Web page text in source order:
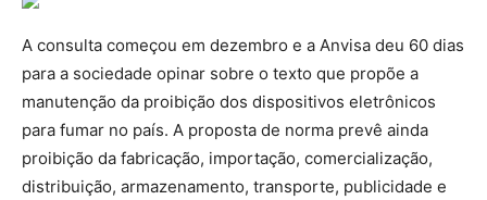
A consulta começou em dezembro e a Anvisa deu 60 dias
para a sociedade opinar sobre o texto que propõe a
manutenção da proibição dos dispositivos eletrônicos
para fumar no país. A proposta de norma prevê ainda
proibição da fabricação, importação, comercialização,
distribuição, armazenamento, transporte, publicidade e